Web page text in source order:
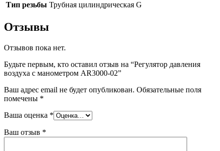
Тип резьбы Трубная цилиндрическая G
Отзывы
Отзывов пока нет.
Будьте первым, кто оставил отзыв на “Регулятор давления
воздуха с манометром AR3000-02”
Ваш адрес email не будет опубликован. Обязательные поля
помечены *
Ваша оценка *
Ваш отзыв *